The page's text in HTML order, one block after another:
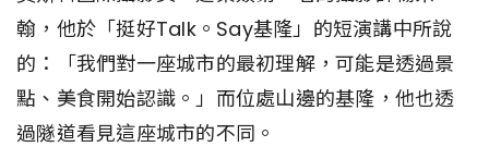
翰，他於「挺好Talk。Say基隆」的短演講中所說
的：「我們對一座城市的最初理解，可能是透過景
點、美食開始認識。」而位處山邊的基隆，他也透
過隧道看見這座城市的不同。